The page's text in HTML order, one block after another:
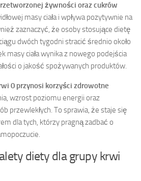
żywności oraz cukrów
masy ciała i wpływa pozytywnie na
zaznaczyć, że osoby stosujące dietę
dwóch tygodni stracić średnio około
masy ciała wynika z nowego podejścia
o jakość spożywanych produktów.
0 przynosi korzyści zdrowotne
wzrost poziomu energii oraz
przewlekłych. To sprawia, że staje się
dla tych, którzy pragną zadbać o
diety dla grupy krwi